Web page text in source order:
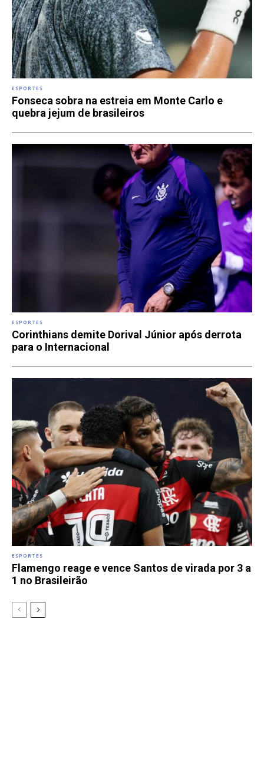
ESPORTES
Fonseca sobra na estreia em Monte Carlo e
quebra jejum de brasileiros
ESPORTES
Corinthians demite Dorival Júnior após derrota
para o Internacional
ESPORTES
Flamengo reage e vence Santos de virada por 3 a
1 no Brasileirão